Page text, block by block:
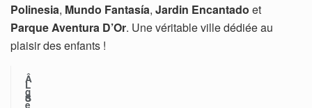
Polinesia, Mundo Fantasía, Jardin Encantado et
Parque Aventura D’Or. Une véritable ville dédiée au
plaisir des enfants !
L
o
Â
g
e
S